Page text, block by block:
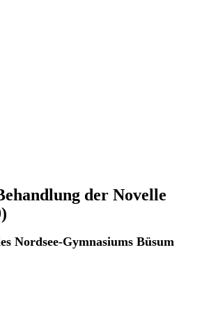
der Novelle
Nordsee-Gymnasiums Büsum